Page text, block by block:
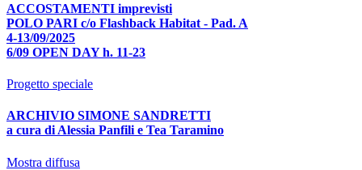
ACCOSTAMENTI imprevisti
POLO PARI c/o Flashback Habitat - Pad. A
4-13/09/2025
6/09 OPEN DAY h. 11-23
Progetto speciale
ARCHIVIO SIMONE SANDRETTI
a cura di Alessia Panfili e Tea Taramino
Mostra diffusa